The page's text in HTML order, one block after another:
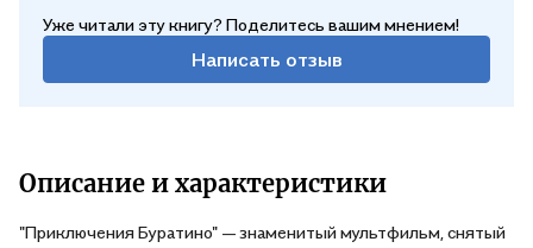
Уже читали эту книгу? Поделитесь вашим мнением!
Написать отзыв
Описание и характеристики
"Приключения Буратино" — знаменитый мультфильм, снятый